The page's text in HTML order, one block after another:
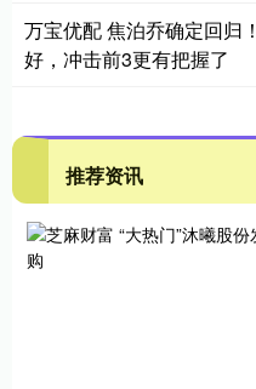
万宝优配 焦泊乔确定回归
好，冲击前3更有把握了
推荐资讯